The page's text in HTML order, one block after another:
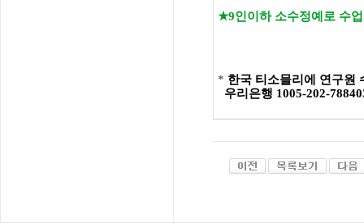
★9인이하 소수정예로 수
* 한국 티소믈리에 연구원
우리은행 1005-202-